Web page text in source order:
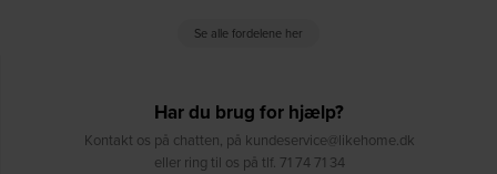
Se alle fordelene her
Har du brug for hjælp?
Kontakt os på chatten, på kundeservice@likehome.dk
eller ring til os på tlf. 71 74 71 34